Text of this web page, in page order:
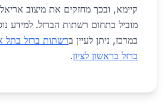
קיימא, ובכך מחזקים את מיצוב
מוביל בתחום רשתות הברזל. למידע
במרכז, ניתן לעיין ברשתות ברזל בתל
ברזל בראשון לציון.